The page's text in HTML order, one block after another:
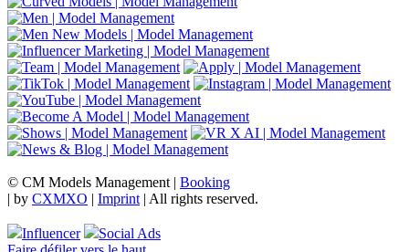
© CM Models Management | Booking
| by CXMXO | Imprint | All rights reserved.
Influencer
Social Ads